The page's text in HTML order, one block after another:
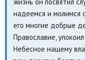
надеемся и молимся
его многие добрые
Православие,
Небесное нашему